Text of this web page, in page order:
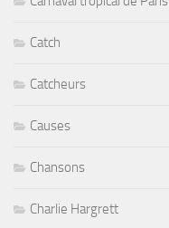
Catch
Catcheurs
Causes
Chansons
Charlie Hargrett